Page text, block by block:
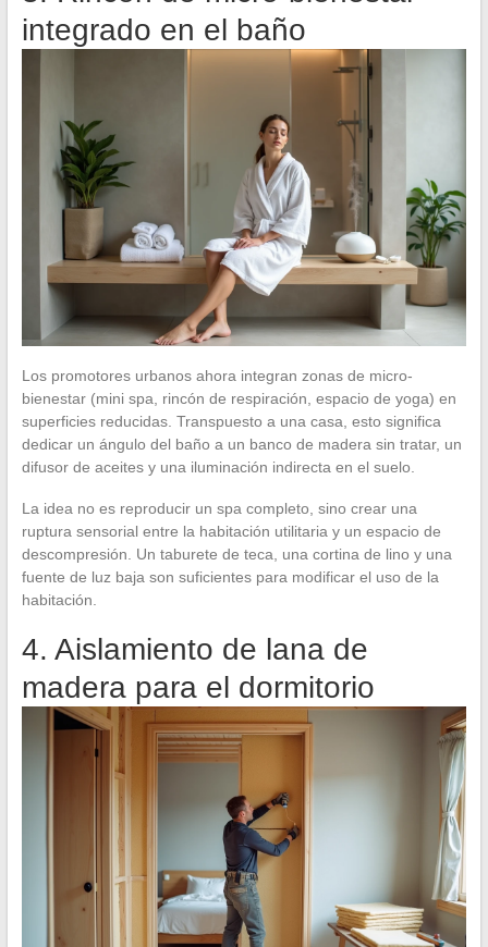
integrado en el baño
Los promotores urbanos ahora integran zonas de micro-
bienestar (mini spa, rincón de respiración, espacio de yoga) en
superficies reducidas. Transpuesto a una casa, esto significa
dedicar un ángulo del baño a un banco de madera sin tratar, un
difusor de aceites y una iluminación indirecta en el suelo.
La idea no es reproducir un spa completo, sino crear una
ruptura sensorial entre la habitación utilitaria y un espacio de
descompresión. Un taburete de teca, una cortina de lino y una
fuente de luz baja son suficientes para modificar el uso de la
habitación.
4. Aislamiento de lana de
madera para el dormitorio